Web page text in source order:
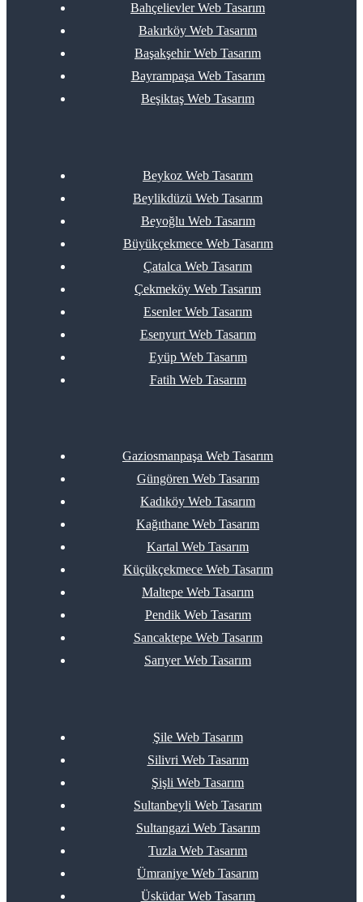
Bahçelievler Web Tasarım
Bakırköy Web Tasarım
Başakşehir Web Tasarım
Bayrampaşa Web Tasarım
Beşiktaş Web Tasarım
Beykoz Web Tasarım
Beylikdüzü Web Tasarım
Beyoğlu Web Tasarım
Büyükçekmece Web Tasarım
Çatalca Web Tasarım
Çekmeköy Web Tasarım
Esenler Web Tasarım
Esenyurt Web Tasarım
Eyüp Web Tasarım
Fatih Web Tasarım
Gaziosmanpaşa Web Tasarım
Güngören Web Tasarım
Kadıköy Web Tasarım
Kağıthane Web Tasarım
Kartal Web Tasarım
Küçükçekmece Web Tasarım
Maltepe Web Tasarım
Pendik Web Tasarım
Sancaktepe Web Tasarım
Sarıyer Web Tasarım
Şile Web Tasarım
Silivri Web Tasarım
Şişli Web Tasarım
Sultanbeyli Web Tasarım
Sultangazi Web Tasarım
Tuzla Web Tasarım
Ümraniye Web Tasarım
Üsküdar Web Tasarım